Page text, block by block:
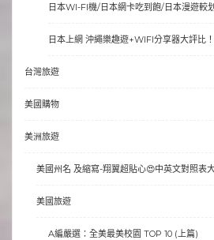
日本WI-FI機/日本網卡吃到飽/日本漫遊較
日本上網 沖繩樂趣遊+WIFI分享器大評比
台灣旅遊
美國購物
美洲旅遊
美國州名 及縮寫-翔翼超貼心😍中英文對照表
美國旅遊
A編嚴選：全美最美校園 TOP 10 (上篇)